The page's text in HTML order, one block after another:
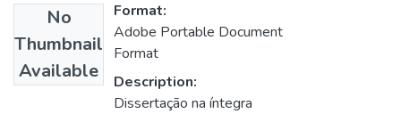
No
Thumbnail
Available
Format:
Adobe Portable Document
Format
Description:
Dissertação na íntegra